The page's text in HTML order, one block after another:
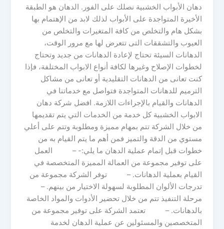
دهان الأبواب الخشبية نصلك على الفور. الدهان هو الطبقة
الأخيرة المتواجدة على الأبواب لذلك لابد من الإهتمام بها
بشكل هام والتخلص من كافة المتغيرات والتخلص من
العيوب والتشققات التى تتعرض لها مع مرور الوقت،
الدهانات السيئة تحتاج لإعادة الدهانات من جديد وتحتاج
لخطوات الإصلاح وغيرها لكافة أنواع الابواب المختلفة، فإذا
كنت تعانى من الدهانات التقليدية أو تعانى من مشاكل
الترميم للدهانات المتواجدة فتواصل مع خدماتنا في
الدهانات والقيام بالإجراءات اللازمة. افضل شركة دهان
الابواب الخشبية كل خدمة من الخدمات التي يتم تقديمها
من خلال الشركة تتم بمهام مميزة ومطلوبة وتتم على أعلي
مستوي من الدقة والتميز فمن أهم ما يتم القيام به من
خطوات قبل إتمام عملية الدهان ما يلي:- – العمل
على توفير مجموعة من العمالة المميزة المتخصصة في
القيام بعملية الدهانات. – توفر الشركة مجموعة من
تدرجات الألوان المطلوبة لسهولة الاختيار من بينهم. –
مرحلة التنفيذ تتم من خلال تحضير الأدوات والمواد الخاصة
بالدهانات. – تعتمد الشركة على توفير مجموعة من
المتخصصين والمسئولين عن عملية الدهان لخدمة